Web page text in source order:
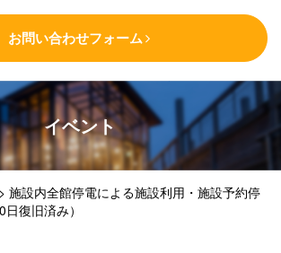
お問い合わせフォーム
イベント
> 施設内全館停電による施設利用・施設予約停
復旧済み）